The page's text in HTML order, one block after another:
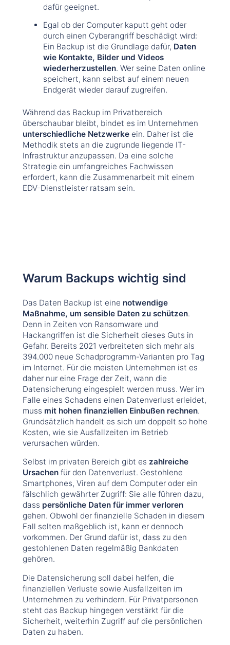
dafür geeignet.
Egal ob der Computer kaputt geht oder
durch einen Cyberangriff beschädigt wird:
Ein Backup ist die Grundlage dafür, Daten
wie Kontakte, Bilder und Videos
wiederherzustellen. Wer seine Daten online
speichert, kann selbst auf einem neuen
Endgerät wieder darauf zugreifen.
Während das Backup im Privatbereich
überschaubar bleibt, bindet es im Unternehmen
unterschiedliche Netzwerkeein. Daher ist die
Methodik stets an die zugrunde liegende IT-
Infrastruktur anzupassen. Da eine solche
Strategie ein umfangreiches Fachwissen
erfordert, kann die Zusammenarbeit mit einem
EDV-Dienstleister ratsam sein.
Warum Backups wichtig sind
Das Daten Backup ist eine notwendige
Maßnahme, um sensible Daten zu schützen.
Denn in Zeiten von Ransomware und
Hackangriffen ist die Sicherheit dieses Guts in
Gefahr. Bereits 2021 verbreiteten sich mehr als
394.000 neue Schadprogramm-Varianten pro Tag
im Internet. Für die meisten Unternehmen ist es
daher nur eine Frage der Zeit, wann die
Datensicherung eingespielt werden muss. Wer im
Falle eines Schadens einen Datenverlust erleidet,
muss mit hohen finanziellen Einbußen rechnen.
Grundsätzlich handelt es sich um doppelt so hohe
Kosten, wie sie Ausfallzeiten im Betrieb
verursachen würden.
Selbst im privaten Bereich gibt es zahlreiche
Ursachenfür den Datenverlust. Gestohlene
Smartphones, Viren auf dem Computer oder ein
fälschlich gewährter Zugriff: Sie alle führen dazu,
dass persönliche Daten für immer verloren
gehen. Obwohl der finanzielle Schaden in diesem
Fall selten maßgeblich ist, kann er dennoch
vorkommen. Der Grund dafür ist, dass zu den
gestohlenen Daten regelmäßig Bankdaten
gehören.
Die Datensicherung soll dabei helfen, die
finanziellen Verluste sowie Ausfallzeiten im
Unternehmen zu verhindern. Für Privatpersonen
steht das Backup hingegen verstärkt für die
Sicherheit, weiterhin Zugriff auf die persönlichen
Daten zu haben.